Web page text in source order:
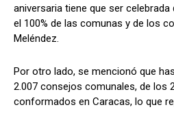
aniversaria tiene que ser
el 100% de las comunas y de los
Meléndez.
Por otro lado, se mencionó que
2.007 consejos comunales, de los
conformados en Caracas, lo que